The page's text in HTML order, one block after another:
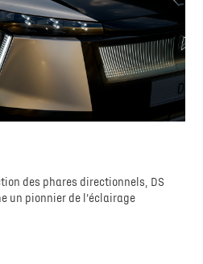
des phares directionnels, DS
un pionnier de l’éclairage